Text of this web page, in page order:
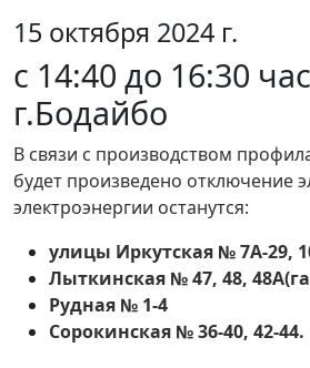
15 октября 2024 г.
с 14:40 до 16:30
г.Бодайбо
В связи с производством
будет произведено отключение
электроэнергии останутся:
улицы Иркутская № 7А-29,
Лыткинская № 47, 48,
Рудная № 1-4
Сорокинская № 36-40, 42-44.